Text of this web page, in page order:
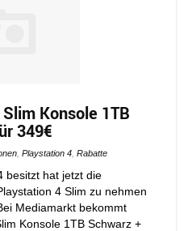
Konsole 1TB
349€
Playstation 4 Rabatte
besitzt hat jetzt die
4 Slim zu nehmen
Mediamarkt bekommt
Konsole 1TB Schwarz +